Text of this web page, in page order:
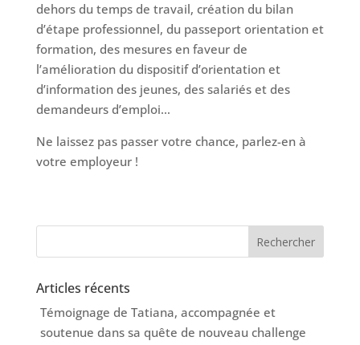
dehors du temps de travail, création du bilan
d’étape professionnel, du passeport orientation et
formation, des mesures en faveur de
l’amélioration du dispositif d’orientation et
d’information des jeunes, des salariés et des
demandeurs d’emploi…
Ne laissez pas passer votre chance, parlez-en à
votre employeur !
Articles récents
Témoignage de Tatiana, accompagnée et
soutenue dans sa quête de nouveau challenge